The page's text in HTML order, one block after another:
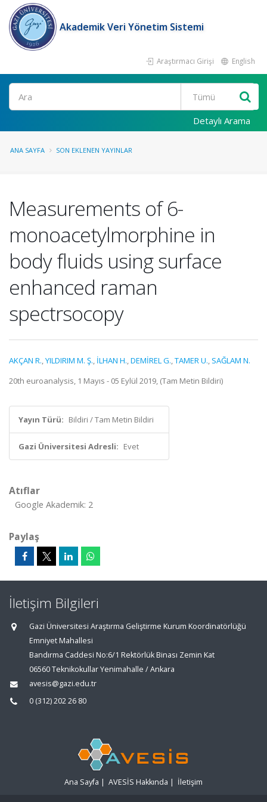
Akademik Veri Yönetim Sistemi
Araştırmacı Girişi English
Ara
Detaylı Arama
ANA SAYFA SON EKLENEN YAYINLAR
Measurements of 6-
monoacetylmorphine in
body fluids using surface
enhanced raman
spectrsocopy
AKÇAN R.,YILDIRIM M. Ş., İLHAN H.,DEMİREL G.,TAMER U., SAĞLAM N.
20th euroanalysis, 1 Mayıs - 05 Eylül 2019, (Tam Metin Bildiri)
Yayın Türü: Bildiri / Tam Metin Bildiri
Gazi Üniversitesi Adresli: Evet
Atıflar
Google Akademik: 2
Paylaş
İletişim Bilgileri
Gazi Üniversitesi Araştırma Geliştirme Kurum Koordinatörlüğü
Emniyet Mahallesi
Bandırma Caddesi No:6/1 Rektörlük Binası Zemin Kat
06560 Teknikokullar Yenimahalle / Ankara
avesis@gazi.edu.tr
0 (312) 202 26 80
Ana Sayfa | AVESİS Hakkında | İletişim